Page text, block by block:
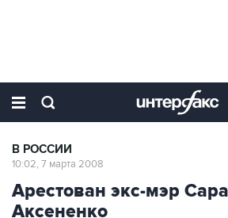
В РОССИИ
10:02, 7 марта 2008
Арестован экс-мэр
Аксененко